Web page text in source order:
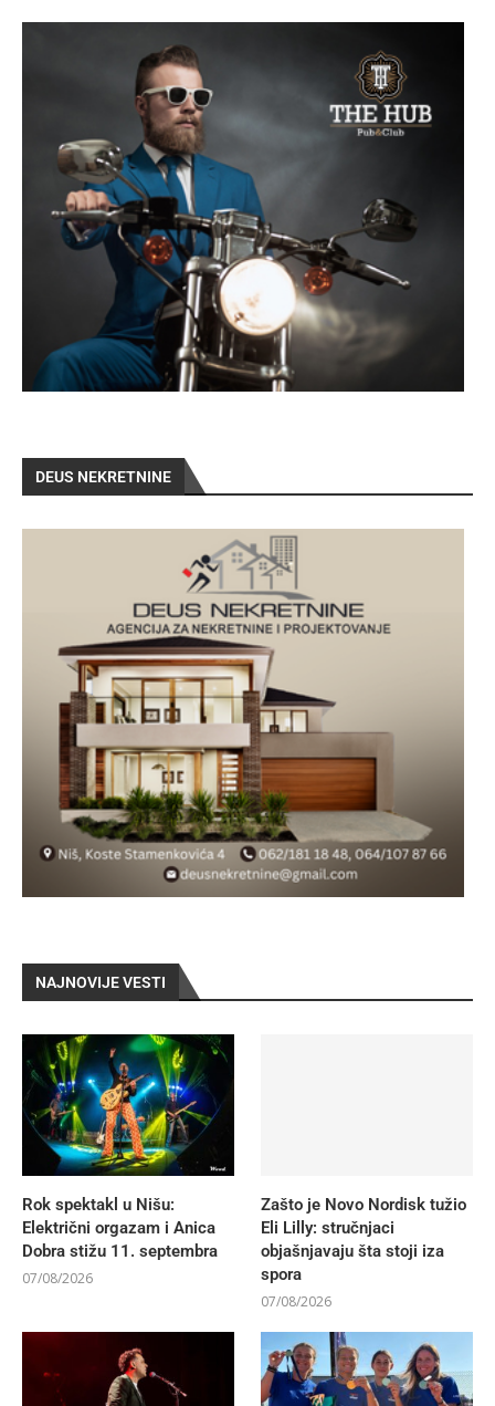
DEUS NEKRETNINE
NAJNOVIJE VESTI
Rok spektakl u Nišu:
Električni orgazam i Anica
Dobra stižu 11. septembra
07/08/2026
Zašto je Novo Nordisk tužio
Eli Lilly: stručnjaci
objašnjavaju šta stoji iza
spora
07/08/2026